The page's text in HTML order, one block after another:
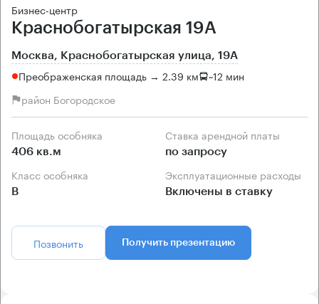
Бизнес-центр
Краснобогатырская 19А
Москва, Краснобогатырская улица, 19А
Преображенская площадь → 2.39 км ~12 мин
район Богородское
Площадь особняка
406 кв.м
Ставка арендной платы
по запросу
Класс особняка
B
Эксплуатационные расходы
Включены в ставку
Позвонить Получить презентацию